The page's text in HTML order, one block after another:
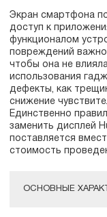
Экран смартфона
доступ к
функционалом
повреждений важно
чтобы она не
использования
дефекты, как
снижение
Единственно
заменить дисплей
поставляется
стоимость
ОСНОВНЫЕ